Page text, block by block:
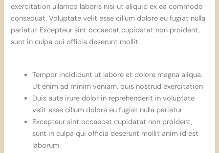
exercitation ullamco laboris nisi ut aliquip ex ea commodo
consequat. Voluptate velit esse cillum dolore eu fugiat nulla
pariatur. Excepteur sint occaecat cupidatat non proident,
sunt in culpa qui officia deserunt mollit.
Tempor incididunt ut labore et dolore magna aliqua.
Ut enim ad minim veniam, quis nostrud exercitation
Duis aute irure dolor in reprehenderit in voluptate
velit esse cillum dolore eu fugiat nulla pariatur
Excepteur sint occaecat cupidatat non proident,
sunt in culpa qui officia deserunt mollit anim id est
laborum